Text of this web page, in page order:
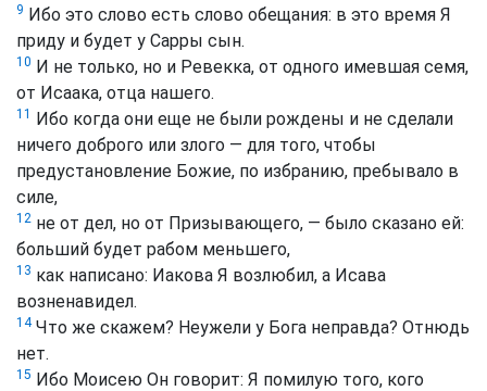
9 Ибо это слово есть слово обещания: в это время Я
приду и будет у Сарры сын.
10 И не только, но и Ревекка, от одного имевшая семя,
от Исаака, отца нашего.
11 Ибо когда они еще не были рождены и не сделали
ничего доброго или злого — для того, чтобы
предустановление Божие, по избранию, пребывало в
силе,
12 не от дел, но от Призывающего, — было сказано ей:
больший будет рабом меньшего,
13 как написано: Иакова Я возлюбил, а Исава
возненавидел.
14Что же скажем? Неужели у Бога неправда? Отнюдь
нет.
15 Ибо Моисею Он говорит: Я помилую того, кого